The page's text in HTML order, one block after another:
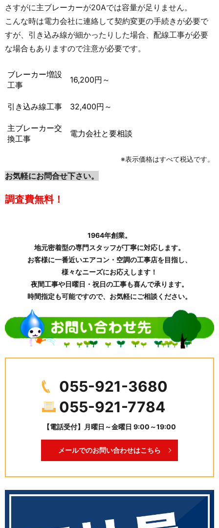
さすがに主ブレーカーが20Aでは容量が足りません。
こんな時は電力会社に連絡して契約変更の手続きが必要で
すが、引き込み線が細かったりした場合、配線工事が必要
な場合もありますので注意が必要です。
ブレーカー増設
工事
16,200円～
引き込み線工事 32,400円～
主ブレーカー交
換工事
電力会社と要相談
※表示価格はすべて税込です。
お気軽にお問合せ下さい。
調査費無料！
1964年創業。
地元密着型の専門スタッフが丁寧に対応します。
お客様に一番近いエアコン・空調の工事店を目指し、
様々なニーズにお応えします！
夜間工事や日曜日・祝日の工事も喜んで承ります。
時間指定も可能ですので、お気軽にご相談ください。
055-921-3680
055-921-7784
【電話受付】月曜日～金曜日 9:00～19:00
メールでのお問い合わせはこちら